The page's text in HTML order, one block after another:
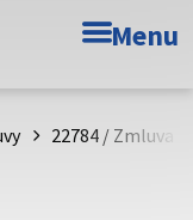
Menu
22784 / Zmluva